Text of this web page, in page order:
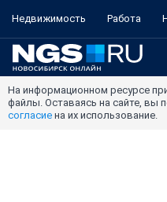
Недвижимость Работа
На информационном ресурсе
файлы. Оставаясь на сайте, вы
согласие на их использование.